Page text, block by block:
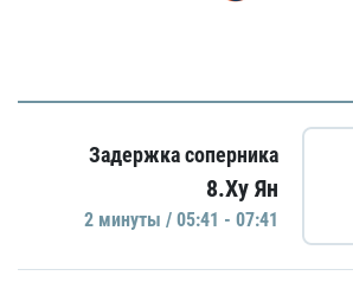
Задержка соперника
8.Ху Ян
2 минуты / 05:41 - 07:41